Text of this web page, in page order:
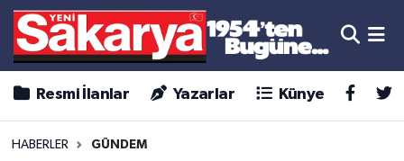
Resmi İlanlar Yazarlar Künye
HABERLER GÜNDEM